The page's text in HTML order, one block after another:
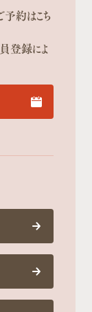
約はこち
登録によ